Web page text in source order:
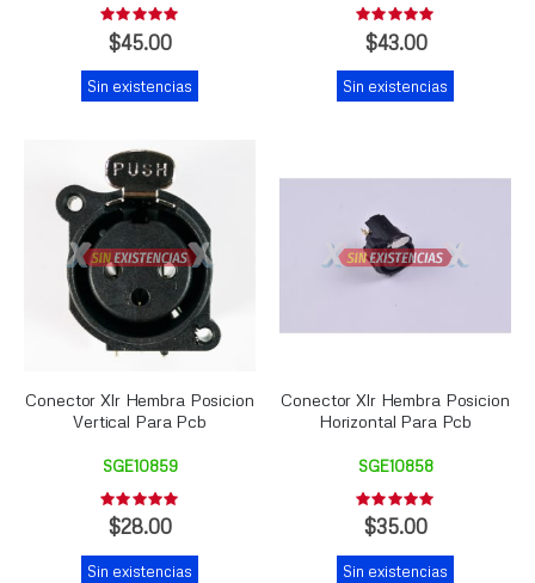
Rating:
0%
$45.00
Sin existencias
Rating:
0%
$43.00
Sin existencias
Conector Xlr Hembra Posicion
Vertical Para Pcb
SGE10859
Rating:
0%
$28.00
Sin existencias
Conector Xlr Hembra Posicion
Horizontal Para Pcb
SGE10858
Rating:
0%
$35.00
Sin existencias